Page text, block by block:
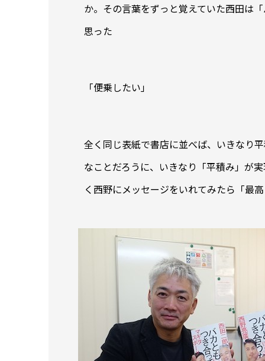
か。その言葉をずっと覚えていた西田は
思った
「便乗したい」
全く同じ表紙で書店に並べば、いきなり
なことだろうに、いきなり「平積み」が
く西野にメッセージをいれてみたら「最